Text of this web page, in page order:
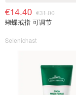
€14.40 €31.00
蝴蝶戒指 可调节
Selenichast